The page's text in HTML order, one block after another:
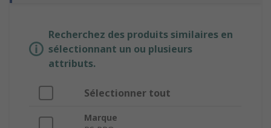
Recherchez des produits similaires en
sélectionnant un ou plusieurs
attributs.
Sélectionner tout
Marque